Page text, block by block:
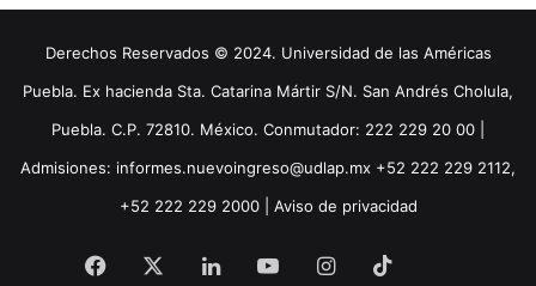
Derechos Reservados © 2024. Universidad de las Américas
Puebla. Ex hacienda Sta. Catarina Mártir S/N. San Andrés Cholula,
Puebla. C.P. 72810. México. Conmutador: 222 229 20 00 |
Admisiones: informes.nuevoingreso@udlap.mx +52 222 229 2112,
+52 222 229 2000 | Aviso de privacidad
Facebook LinkedInYouTubeInstagram